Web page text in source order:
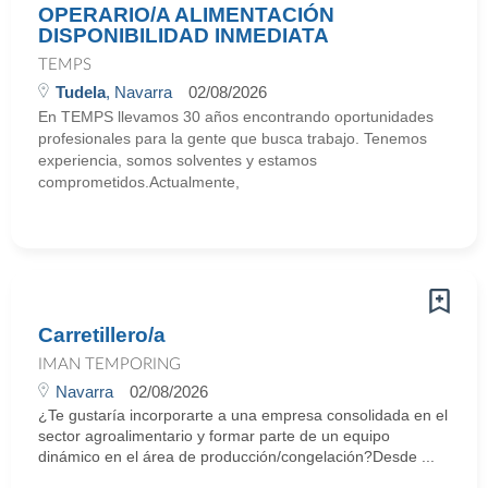
OPERARIO/A ALIMENTACIÓN
DISPONIBILIDAD INMEDIATA
TEMPS
Tudela, Navarra 02/08/2026
En TEMPS llevamos 30 años encontrando oportunidades
profesionales para la gente que busca trabajo. Tenemos
experiencia, somos solventes y estamos
comprometidos.Actualmente,
Carretillero/a
IMAN TEMPORING
Navarra 02/08/2026
¿Te gustaría incorporarte a una empresa consolidada en el
sector agroalimentario y formar parte de un equipo
dinámico en el área de producción/congelación?Desde ...